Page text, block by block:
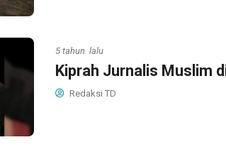
5 tahun lalu
Kiprah Jurnalis Muslim
Redaksi TD